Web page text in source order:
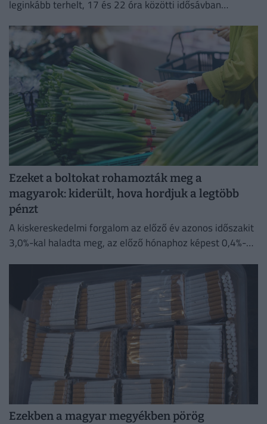
leginkább terhelt, 17 és 22 óra közötti idősávban
Ezeket a boltokat rohamozták meg a
magyarok: kiderült, hova hordjuk a legtöbb
pénzt
A kiskereskedelmi forgalom az előző év azonos időszakit
3,0%-kal haladta meg, az előző hónaphoz képest 0,4%-
Ezekben a magyar megyékben pörög